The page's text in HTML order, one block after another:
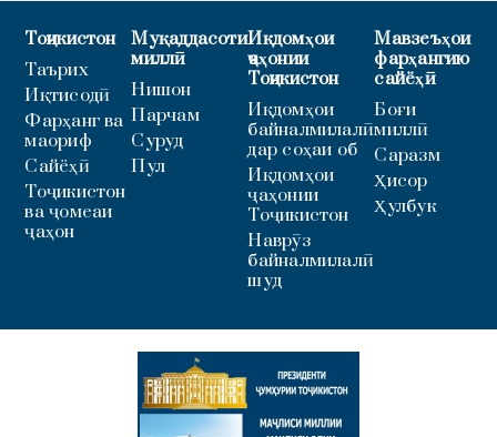
Тоҷикистон
Таърих
Иқтисодӣ
Фарҳанг ва
маориф
Сайёҳӣ
Тоҷикистон
ва ҷомеаи
ҷаҳон
Муқаддасоти
миллӣ
Нишон
Парчам
Суруд
Пул
Иқдомҳои
ҷаҳонии
Тоҷикистон
Иқдомҳои
байналмилалӣ
дар соҳаи об
Иқдомҳои
ҷаҳонии
Тоҷикистон
Наврӯз
байналмилалӣ
шуд
Мавзеъҳои
фарҳангию
сайёҳӣ
Боғи
миллӣ
Саразм
Ҳисор
Ҳулбук